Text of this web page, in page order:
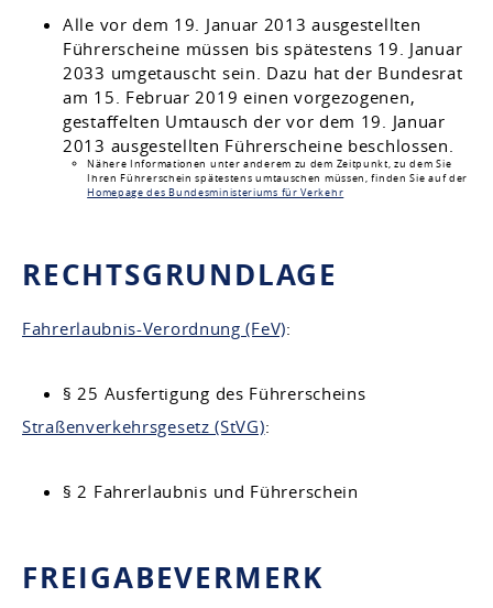
Alle vor dem 19. Januar 2013 ausgestellten
Führerscheine müssen bis spätestens 19. Januar
2033 umgetauscht sein. Dazu hat der Bundesrat
am 15. Februar 2019 einen vorgezogenen,
gestaffelten Umtausch der vor dem 19. Januar
2013 ausgestellten Führerscheine beschlossen.
Nähere Informationen unter anderem zu dem Zeitpunkt, zu dem Sie
Ihren Führerschein spätestens umtauschen müssen, finden Sie auf der
Homepage des Bundesministeriums für Verkehr
RECHTSGRUNDLAGE
Fahrerlaubnis-Verordnung (FeV):
§ 25 Ausfertigung des Führerscheins
Straßenverkehrsgesetz (StVG):
§ 2 Fahrerlaubnis und Führerschein
FREIGABEVERMERK